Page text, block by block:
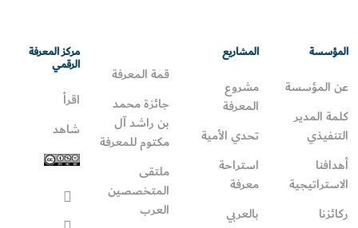
المؤسسة
عن المؤسسة
كلمة المدير
التنفيذي
أهدافنا
الاستراتيجية
ركائزنا
المشاريع
مشروع
المعرفة
تحدي الأمية
استراحة
معرفة
بالعربي
قمة المعرفة
جائزة محمد
بن راشد آل
مكتوم للمعرفة
ملتقى
المتخصصين
العرب
مركز المعرفة
الرقمي
اقرأ
شاهد